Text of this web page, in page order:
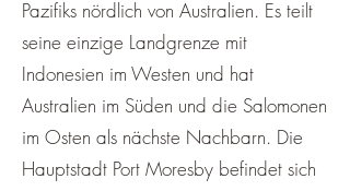
Pazifiks nördlich von Australien. Es teilt
seine einzige Landgrenze mit
Indonesien im Westen und hat
Australien im Süden und die Salomonen
im Osten als nächste Nachbarn. Die
Hauptstadt Port Moresby befindet sich